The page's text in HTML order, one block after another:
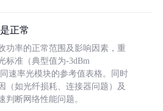
正常
功率的正常范围及影响因素，重
标准（典型值为-3dBm
速率光模块的参考值表格。同时
（如光纤损耗、连接器问题）及
判断网络性能问题。